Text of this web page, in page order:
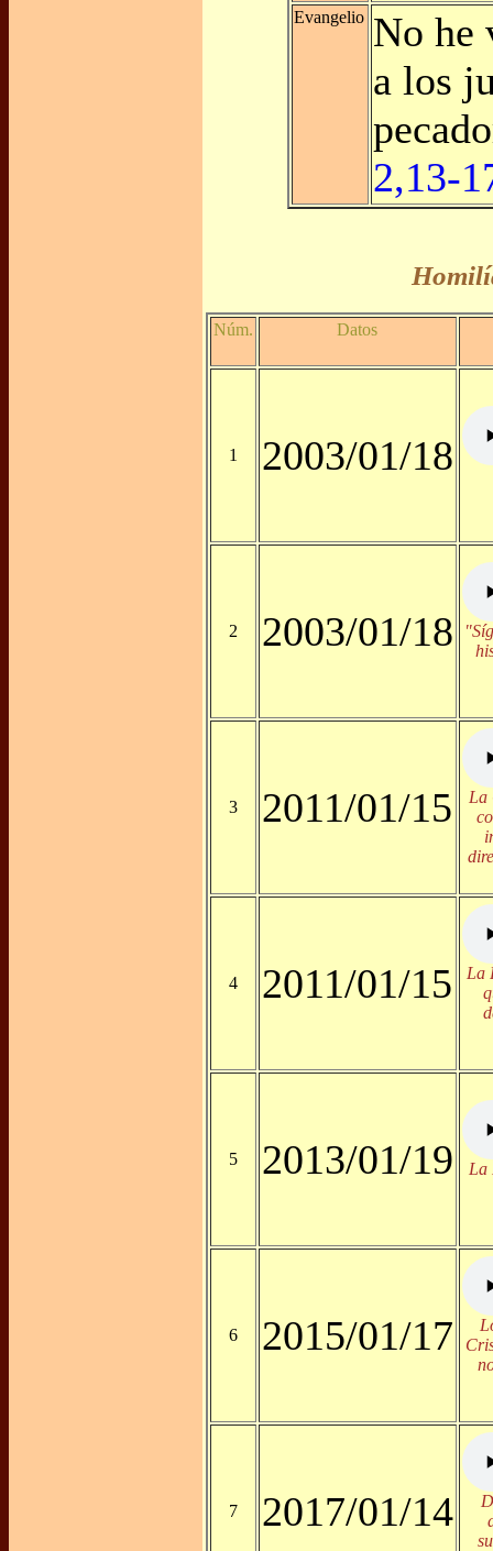
Evangelio No he
a los
2,13-
Núm. Datos
1 2003/01/18
2 2003/01/18
3 2011/01/15
La
4 2011/01/15
La
5 2013/01/19 La
6 2015/01/17
7 2017/01/14